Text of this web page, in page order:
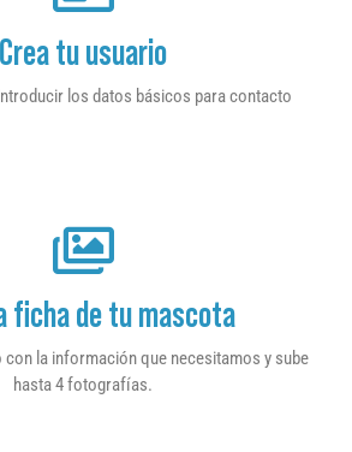
Crea tu usuario
los datos básicos para contacto
ficha de tu mascota
con la información que necesitamos y sube
hasta 4 fotografías.